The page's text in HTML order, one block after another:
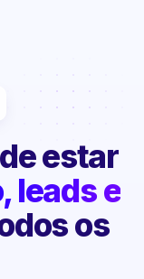
estar
leads e
os